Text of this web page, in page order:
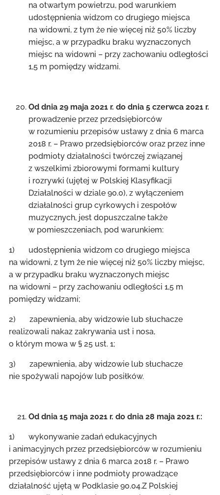
na otwartym powietrzu, pod warunkiem
udostępnienia widzom co drugiego miejsca
na widowni, z tym że nie więcej niż 50% liczby
miejsc, a w przypadku braku wyznaczonych
miejsc na widowni – przy zachowaniu odległości
1,5 m pomiędzy widzami.
Od dnia 29 maja 2021 r. do dnia 5 czerwca 2021 r.
prowadzenie przez przedsiębiorców
w rozumieniu przepisów ustawy z dnia 6 marca
2018 r. – Prawo przedsiębiorców oraz przez inne
podmioty działalności twórczej związanej
z wszelkimi zbiorowymi formami kultury
i rozrywki (ujętej w Polskiej Klasyfikacji
Działalności w dziale 90.0), z wyłączeniem
działalności grup cyrkowych i zespołów
muzycznych, jest dopuszczalne także
w pomieszczeniach, pod warunkiem:
1) udostępnienia widzom co drugiego miejsca
na widowni, z tym że nie więcej niż 50% liczby miejsc,
a w przypadku braku wyznaczonych miejsc
na widowni – przy zachowaniu odległości 1,5 m
pomiędzy widzami;
2) zapewnienia, aby widzowie lub słuchacze
realizowali nakaz zakrywania ust i nosa,
o którym mowa w § 25 ust. 1;
3) zapewnienia, aby widzowie lub słuchacze
nie spożywali napojów lub posiłków.
Od dnia 15 maja 2021 r. do dnia 28 maja 2021 r.:
1) wykonywanie zadań edukacyjnych
i animacyjnych przez przedsiębiorców w rozumieniu
przepisów ustawy z dnia 6 marca 2018 r. – Prawo
przedsiębiorców i inne podmioty prowadzące
działalność ujętą w Podklasie 90.04.Z Polskiej